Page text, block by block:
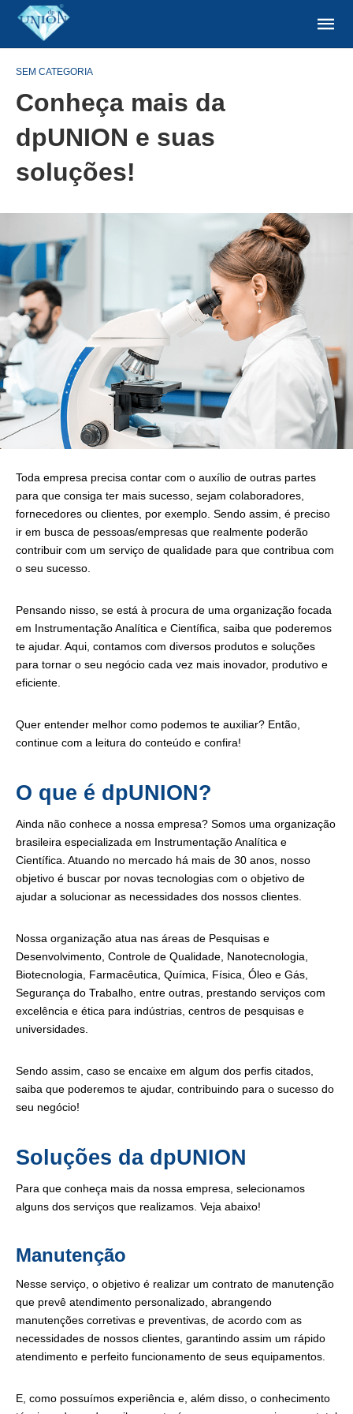
SEM CATEGORIA
Conheça mais da
dpUNION e suas
soluções!
Toda empresa precisa contar com o auxílio de outras partes
para que consiga ter mais sucesso, sejam colaboradores,
fornecedores ou clientes, por exemplo. Sendo assim, é preciso
ir em busca de pessoas/empresas que realmente poderão
contribuir com um serviço de qualidade para que contribua com
o seu sucesso.
Pensando nisso, se está à procura de uma organização focada
em Instrumentação Analítica e Científica, saiba que poderemos
te ajudar. Aqui, contamos com diversos produtos e soluções
para tornar o seu negócio cada vez mais inovador, produtivo e
eficiente.
Quer entender melhor como podemos te auxiliar? Então,
continue com a leitura do conteúdo e confira!
O que é dpUNION?
Ainda não conhece a nossa empresa? Somos uma organização
brasileira especializada em Instrumentação Analítica e
Científica. Atuando no mercado há mais de 30 anos, nosso
objetivo é buscar por novas tecnologias com o objetivo de
ajudar a solucionar as necessidades dos nossos clientes.
Nossa organização atua nas áreas de Pesquisas e
Desenvolvimento, Controle de Qualidade, Nanotecnologia,
Biotecnologia, Farmacêutica, Química, Física, Óleo e Gás,
Segurança do Trabalho, entre outras, prestando serviços com
excelência e ética para indústrias, centros de pesquisas e
universidades.
Sendo assim, caso se encaixe em algum dos perfis citados,
saiba que poderemos te ajudar, contribuindo para o sucesso do
seu negócio!
Soluções da dpUNION
Para que conheça mais da nossa empresa, selecionamos
alguns dos serviços que realizamos. Veja abaixo!
Manutenção
Nesse serviço, o objetivo é realizar um contrato de manutenção
que prevê atendimento personalizado, abrangendo
manutenções corretivas e preventivas, de acordo com as
necessidades de nossos clientes, garantindo assim um rápido
atendimento e perfeito funcionamento de seus equipamentos.
E, como possuímos experiência e, além disso, o conhecimento